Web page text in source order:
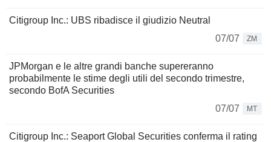
Citigroup Inc.: UBS ribadisce il giudizio Neutral
07/07
ZM
JPMorgan e le altre grandi banche supereranno
probabilmente le stime degli utili del secondo trimestre,
secondo BofA Securities
07/07
MT
Citigroup Inc.: Seaport Global Securities conferma il rating